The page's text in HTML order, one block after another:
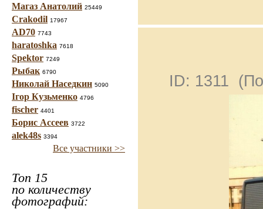
Магаз Анатолий 25449
Crakodil 17967
AD70 7743
haratoshka 7618
Spektor 7249
Рыбак 6790
Николай Наседкин 5090
Ігор Кузьменко 4796
fischer 4401
Борис Ассеев 3722
alek48s 3394
Все участники >>
Топ 15
по количеству
фотографий:
ID: 1311